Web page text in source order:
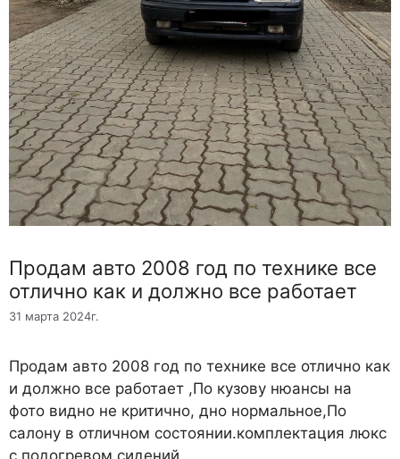
Продам авто 2008 год по технике все
отлично как и должно все работает
31 марта 2024г.
Продам авто 2008 год по технике все отлично как
и должно все работает ,По кузову нюансы на
фото видно не критично, дно нормальное,По
салону в отличном состоянии.комплектация люкс